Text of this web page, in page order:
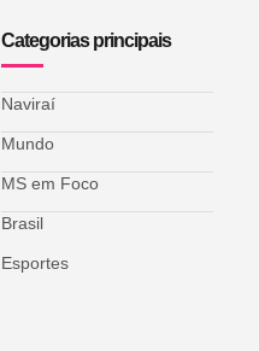
Categorias principais
Naviraí
Mundo
MS em Foco
Brasil
Esportes